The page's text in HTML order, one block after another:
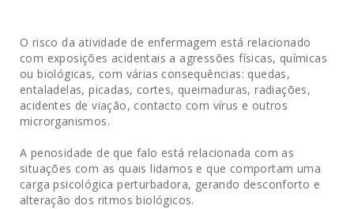
O risco da atividade de enfermagem está relacionado
com exposições acidentais a agressões físicas, químicas
ou biológicas, com várias consequências: quedas,
entaladelas, picadas, cortes, queimaduras, radiações,
acidentes de viação, contacto com vírus e outros
microrganismos.
A penosidade de que falo está relacionada com as
situações com as quais lidamos e que comportam uma
carga psicológica perturbadora, gerando desconforto e
alteração dos ritmos biológicos.